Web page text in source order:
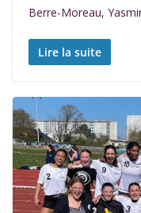
Berre-Moreau,
Lire la suite